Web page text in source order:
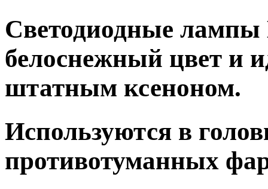
Светодиодные
белоснежный цвет и
штатным ксеноном.
Используются в
противотуманных